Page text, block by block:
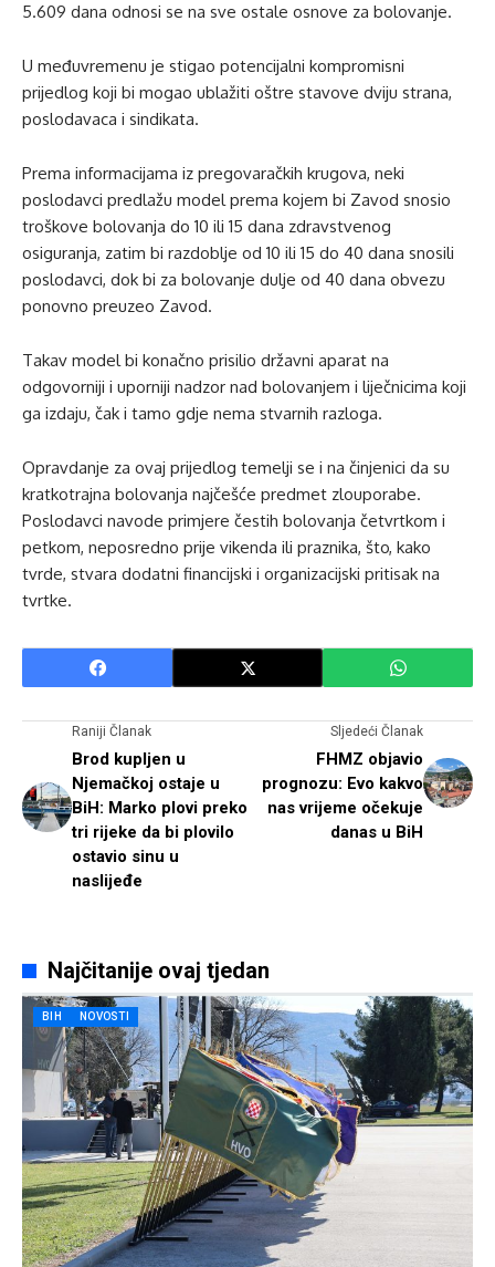
5.609 dana odnosi se na sve ostale osnove za bolovanje.
U međuvremenu je stigao potencijalni kompromisni
prijedlog koji bi mogao ublažiti oštre stavove dviju strana,
poslodavaca i sindikata.
Prema informacijama iz pregovaračkih krugova, neki
poslodavci predlažu model prema kojem bi Zavod snosio
troškove bolovanja do 10 ili 15 dana zdravstvenog
osiguranja, zatim bi razdoblje od 10 ili 15 do 40 dana snosili
poslodavci, dok bi za bolovanje dulje od 40 dana obvezu
ponovno preuzeo Zavod.
Takav model bi konačno prisilio državni aparat na
odgovorniji i uporniji nadzor nad bolovanjem i liječnicima koji
ga izdaju, čak i tamo gdje nema stvarnih razloga.
Opravdanje za ovaj prijedlog temelji se i na činjenici da su
kratkotrajna bolovanja najčešće predmet zlouporabe.
Poslodavci navode primjere čestih bolovanja četvrtkom i
petkom, neposredno prije vikenda ili praznika, što, kako
tvrde, stvara dodatni financijski i organizacijski pritisak na
tvrtke.
Raniji Članak
Brod kupljen u
Njemačkoj ostaje u
BiH: Marko plovi preko
tri rijeke da bi plovilo
ostavio sinu u
naslijeđe
Sljedeći Članak
FHMZ objavio
prognozu: Evo kakvo
nas vrijeme očekuje
danas u BiH
Najčitanije ovaj tjedan
BIH NOVOSTI